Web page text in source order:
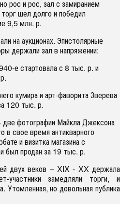
рос и рос, зал с замиранием
шел долго и победил
9,5 млн. р.
на аукционах. Эпистолярные
держали зал в напряжении:
е стартовала с 8 тыс. р. и
кумира и арт-фаворита Зверева
120 тыс. р.
фотографии Майкла Джексона
в свое время антикварного
и визитка магазина с
был продан за 19 тыс. р.
двух веков – XIX - XX держала
участники замедляли торги, и
Утомленная, но довольная публика